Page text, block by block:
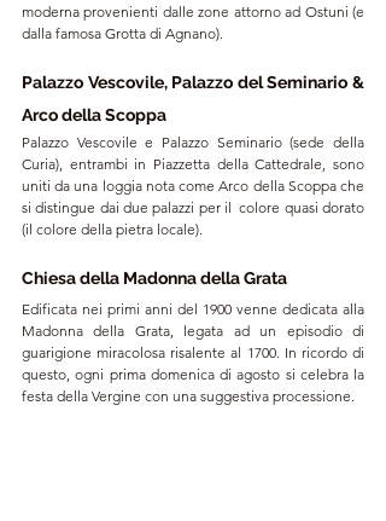
moderna provenienti dalle zone attorno ad Ostuni (e
dalla famosa Grotta di Agnano).
Palazzo Vescovile, Palazzo del Seminario &
Arco della Scoppa
Palazzo Vescovile e Palazzo Seminario (sede della
Curia), entrambi in Piazzetta della Cattedrale, sono
uniti da una loggia nota come Arco della Scoppa che
si distingue dai due palazzi per il  colore quasi dorato
(il colore della pietra locale).
Chiesa della Madonna della Grata
Edificata nei primi anni del 1900 venne dedicata alla
Madonna della Grata, legata ad un episodio di
guarigione miracolosa risalente al 1700. In ricordo di
questo, ogni prima domenica di agosto si celebra la
festa della Vergine con una suggestiva processione.